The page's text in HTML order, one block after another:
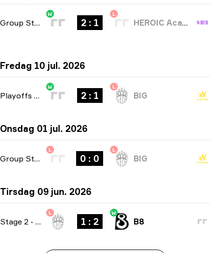
Group Stage -bo3
W
2 : 1
L
HEROIC Academy
Fredag 10 jul. 2026
Playoffs bo3
W
2 : 1
L
BIG
Onsdag 01 jul. 2026
Group Stage
L
0 : 0
L
BIG
Tirsdag 09 jun. 2026
Stage 2 - bo3
L
1 : 2
W
B8